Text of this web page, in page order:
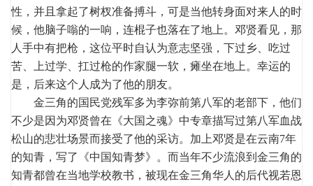
性，并且拿起了树杈准备搏斗，可是当他转身面对来人的时
候，他脑子嗡的一响，连棍子也落在了地上。邓贤看见，那
人手中有把枪，这位平时自认为意志坚强，下过乡、吃过
苦、上过学、扛过枪的作家腿一软，瘫坐在地上。幸运的
是，后来这个人成为了他的朋友。
金三角的国民党残军多为李弥前第八军的老部下，他们
不少是因为邓贤曾在《大国之魂》中专章描写过第八军血战
松山的悲壮场景而接受了他的采访。加上邓贤是在云南7年
的知青，写了《中国知青梦》。而当年不少流浪到金三角的
知青都曾在当地学校教书，被现在金三角华人的后代视若恩